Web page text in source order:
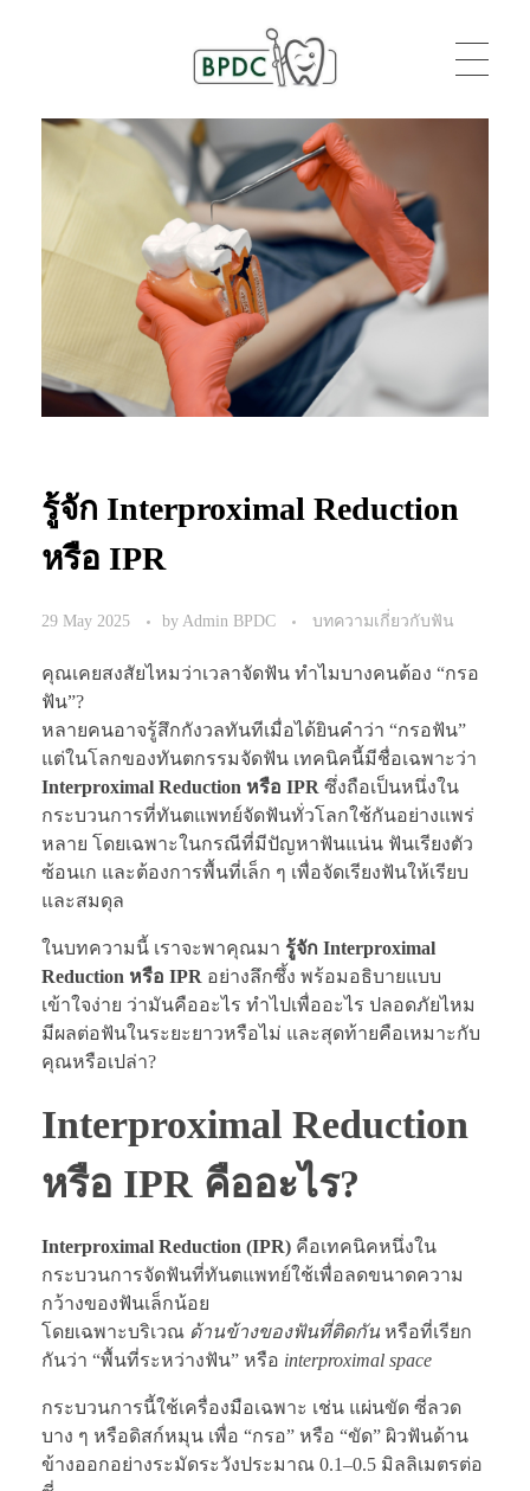
BPDC
แค่เว็บเวิร์ดเพรสเว็บหนึ่ง
รู้จัก Interproximal Reduction
หรือ IPR
29 May 2025 by Admin BPDC บทความเกี่ยวกับฟัน
คุณเคยสงสัยไหมว่าเวลาจัดฟัน ทำไมบางคนต้อง “กรอ
ฟัน”?
หลายคนอาจรู้สึกกังวลทันทีเมื่อได้ยินคำว่า “กรอฟัน”
แต่ในโลกของทันตกรรมจัดฟัน เทคนิคนี้มีชื่อเฉพาะว่า
Interproximal Reduction หรือ IPR ซึ่งถือเป็นหนึ่งใน
กระบวนการที่ทันตแพทย์จัดฟันทั่วโลกใช้กันอย่างแพร่
หลาย โดยเฉพาะในกรณีที่มีปัญหาฟันแน่น ฟันเรียงตัว
ซ้อนเก และต้องการพื้นที่เล็ก ๆ เพื่อจัดเรียงฟันให้เรียบ
และสมดุล
ในบทความนี้ เราจะพาคุณมา รู้จัก Interproximal
Reduction หรือ IPR อย่างลึกซึ้ง พร้อมอธิบายแบบ
เข้าใจง่าย ว่ามันคืออะไร ทำไปเพื่ออะไร ปลอดภัยไหม
มีผลต่อฟันในระยะยาวหรือไม่ และสุดท้ายคือเหมาะกับ
คุณหรือเปล่า?
Interproximal Reduction
หรือ IPR คืออะไร?
Interproximal Reduction (IPR) คือเทคนิคหนึ่งใน
กระบวนการจัดฟันที่ทันตแพทย์ใช้เพื่อลดขนาดความ
กว้างของฟันเล็กน้อย
โดยเฉพาะบริเวณ ด้านข้างของฟันที่ติดกัน หรือที่เรียก
กันว่า “พื้นที่ระหว่างฟัน” หรือ interproximal space
กระบวนการนี้ใช้เครื่องมือเฉพาะ เช่น แผ่นขัด ซี่ลวด
บาง ๆ หรือดิสก์หมุน เพื่อ “กรอ” หรือ “ขัด” ผิวฟันด้าน
ข้างออกอย่างระมัดระวังประมาณ 0.1–0.5 มิลลิเมตรต่อ